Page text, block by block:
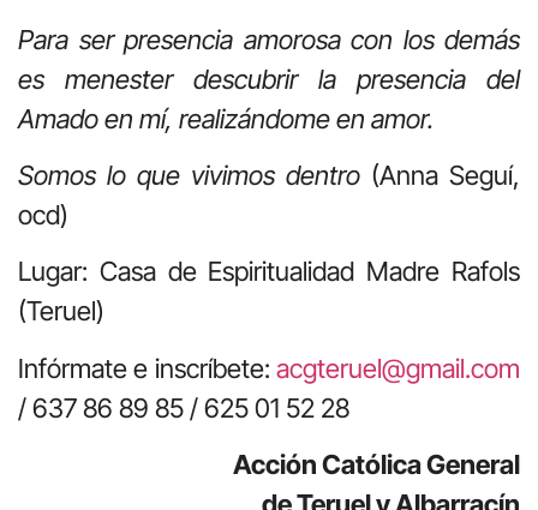
Para ser presencia amorosa con los demás
es menester descubrir la presencia del
Amado en mí, realizándome en amor.
Somos lo que vivimos dentro (Anna Seguí,
ocd)
Lugar: Casa de Espiritualidad Madre Rafols
(Teruel)
Infórmate e inscríbete: acgteruel@gmail.com
/ 637 86 89 85 / 625 01 52 28
Acción Católica General